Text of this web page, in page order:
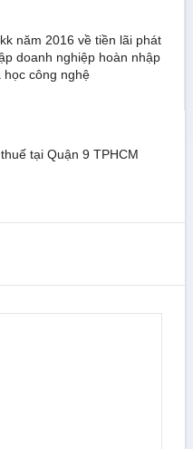
năm 2016 về tiền lãi phát
doanh nghiệp hoàn nhập
học công nghệ
tại Quận 9 TPHCM